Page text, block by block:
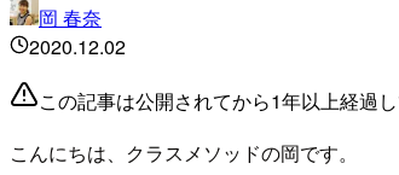
岡 春奈
2020.12.02
この記事は公開されてから1年以上経過
こんにちは、クラスメソッドの岡です。